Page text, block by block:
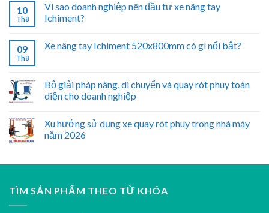
10
Th8
Vì sao doanh nghiệp nên đầu tư xe nâng tay
Ichiment?
09
Th8
Xe nâng tay Ichiment 520x800mm có gì nổi bật?
Bộ giải pháp nâng, di chuyển và quay rót phuy toàn
diện cho doanh nghiệp
Xu hướng sử dụng xe quay rót phuy trong nhà máy
năm 2026
TÌM SẢN PHẨM THEO TỪ KHÓA